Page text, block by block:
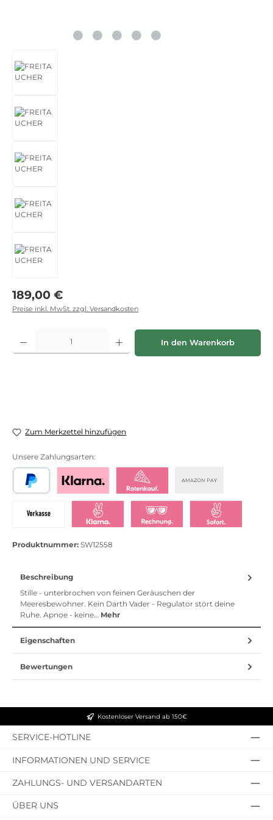
Regulärer Preis:
189,00 €
Preise inkl. MwSt. zzgl. Versandkosten
Produkt Anzahl: Gib den gewünschten Wert ein oder benutze die
In den Warenkorb
Zum Merkzettel hinzufügen
Unsere Zahlungsarten:
AMAZON PAY
Produktnummer: SW12558
Beschreibung
Stille - unterbrochen von feinen Geräuschen der
Meeresbewohner. Kein Darth Vader - Regulator stört deine
Ruhe. Apnoe - keine… Mehr
Eigenschaften
Bewertungen
Kostenloser Versand ab 150€
SERVICE-HOTLINE
INFORMATIONEN UND SERVICE
ZAHLUNGS- UND VERSANDARTEN
ÜBER UNS